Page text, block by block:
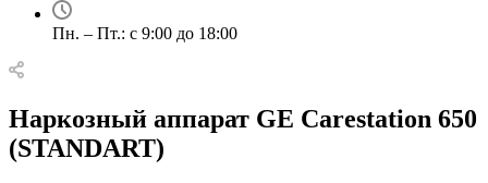
Пн. – Пт.: с 9:00 до 18:00
Наркозный аппарат GE Carestation 650
(STANDART)